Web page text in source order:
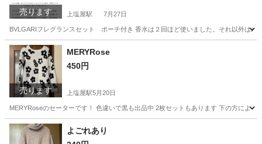
売ります 上塩屋駅 7月27日
BVLGARIフレグランスセット ポーチ付き 香水は２回ほど使いました。それ以外は未
鹿児島 鹿児島市
売ります
MERYRose
450円
上塩屋駅5月20日
MERYRoseのセーターです！ 色違いで黒も出品中 2枚セットもあります 下の方によく
鹿児島 鹿児島市 上塩屋駅
よごれあり